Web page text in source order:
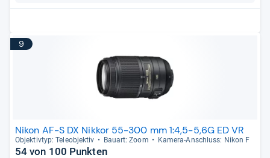
9
Nikon AF-S DX Nikkor 55-300 mm 1:4,5-5,6G ED VR
Objek­tiv­typ: Tele­ob­jek­tiv Bau­art: Zoom Kamera-​Anschluss: Nikon F
54 von 100 Punkten